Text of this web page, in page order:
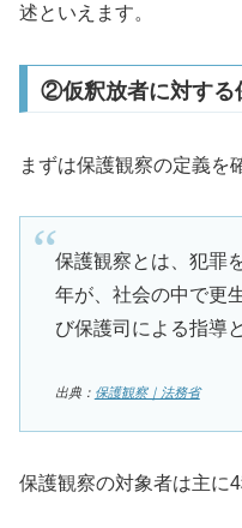
述といえます。
②仮釈放者に対する
まずは保護観察の定義を
保護観察とは、犯罪
年が、社会の中で更
び保護司による指導
出典： 保護観察｜法務省
保護観察の対象者は主に4